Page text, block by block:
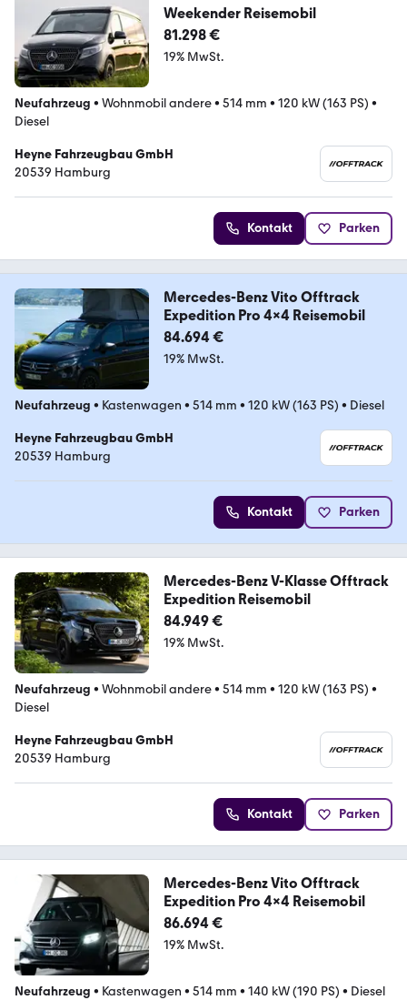
Weekender Reisemobil
81.298 €
19% MwSt.
Neufahrzeug • Wohnmobil andere• 514 mm • 120 kW (163 PS) •
Diesel
Heyne Fahrzeugbau GmbH
20539 Hamburg
Kontakt Parken
Mercedes-Benz Vito Offtrack
Expedition Pro 4x4 Reisemobil
84.694 €
19% MwSt.
Neufahrzeug • Kastenwagen • 514 mm • 120 kW (163 PS) • Diesel
Heyne Fahrzeugbau GmbH
20539 Hamburg
Kontakt Parken
Mercedes-Benz V-Klasse Offtrack
Expedition Reisemobil
84.949 €
19% MwSt.
Neufahrzeug • Wohnmobil andere• 514 mm • 120 kW (163 PS) •
Diesel
Heyne Fahrzeugbau GmbH
20539 Hamburg
Kontakt Parken
Mercedes-Benz Vito Offtrack
Expedition Pro 4x4 Reisemobil
86.694 €
19% MwSt.
Neufahrzeug • Kastenwagen • 514 mm • 140 kW (190 PS) • Diesel